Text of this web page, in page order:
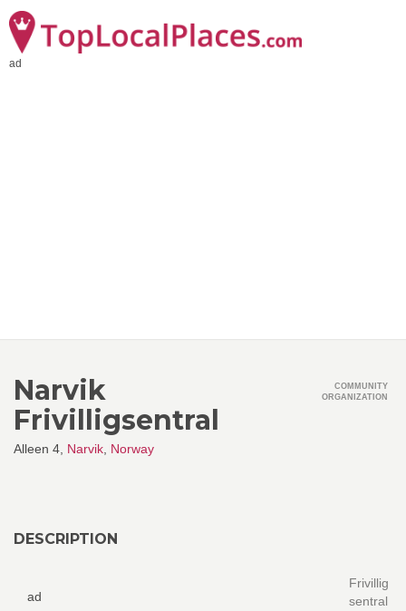
ad
Narvik
Frivilligsentral
Alleen 4, Narvik Norway
COMMUNITY
ORGANIZATION
DESCRIPTION
ad
Frivillig
sentral